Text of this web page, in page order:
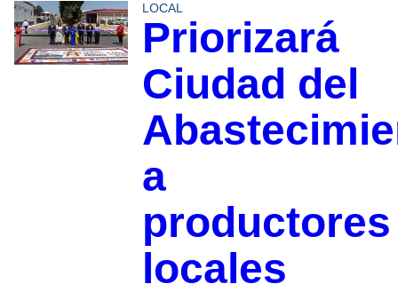
LOCAL
Priorizará
Ciudad del
a
productores
locales